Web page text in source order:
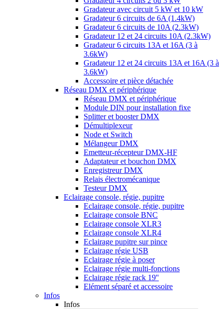
Gradateur avec circuit 5 kW et 10 kW
Gradateur 6 circuits de 6A (1.4kW)
Gradateur 6 circuits de 10A (2.3kW)
Gradateur 12 et 24 circuits 10A (2.3kW)
Gradateur 6 circuits 13A et 16A (3 à
3.6kW)
Gradateur 12 et 24 circuits 13A et 16A (3 à
3.6kW)
Accessoire et pièce détachée
Réseau DMX et périphérique
Réseau DMX et périphérique
Module DIN pour installation fixe
Splitter et booster DMX
Démultiplexeur
Node et Switch
Mélangeur DMX
Emetteur-récepteur DMX-HF
Adaptateur et bouchon DMX
Enregistreur DMX
Relais électromécanique
Testeur DMX
Eclairage console, régie, pupitre
Eclairage console, régie, pupitre
Eclairage console BNC
Eclairage console XLR3
Eclairage console XLR4
Eclairage pupitre sur pince
Eclairage régie USB
Eclairage régie à poser
Eclairage régie multi-fonctions
Eclairage régie rack 19''
Elément séparé et accessoire
Infos
Infos